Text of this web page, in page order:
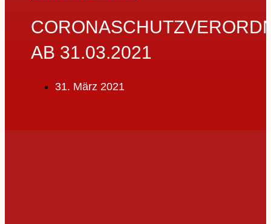
AB 31.03.2021
31. März 2021